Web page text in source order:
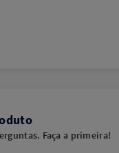
Faça a primeira!